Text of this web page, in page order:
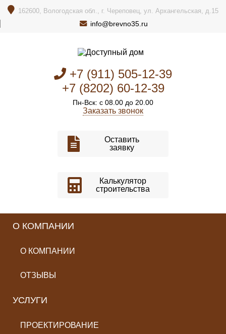
162600, Вологодская обл., г. Череповец, ул. Архангельская, д.15
info@brevno35.ru
+7 (911) 505-12-39
+7 (8202) 60-12-39
Пн-Вск: с 08.00 до 20.00
Заказать звонок
Оставить
заявку
Калькулятор
строительства
О КОМПАНИИ
О КОМПАНИИ
ОТЗЫВЫ
УСЛУГИ
ПРОЕКТИРОВАНИЕ